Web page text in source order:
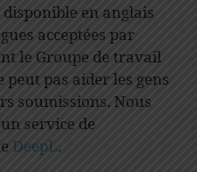
disponible en anglais
acceptées par
le Groupe de travail
pas aider les gens
soumissions. Nous
service de
DeepL.